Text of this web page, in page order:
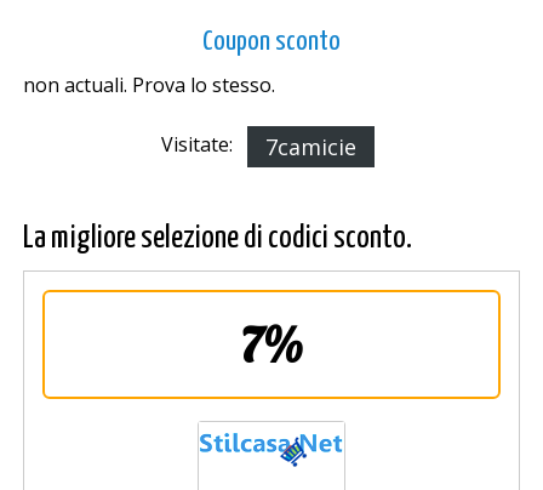
Coupon sconto
non actuali. Prova lo stesso.
Visitate: 7camicie
La migliore selezione di codici sconto.
7%